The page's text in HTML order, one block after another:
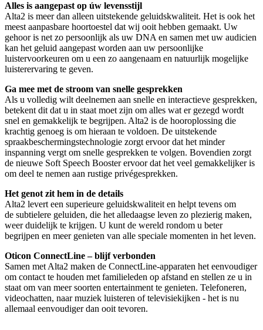
Alles is aangepast op úw levensstijl
Alta2 is meer dan alleen uitstekende geluidskwaliteit. Het is ook het
meest aanpasbare hoortoestel dat wij ooit hebben gemaakt. Uw
gehoor is net zo persoonlijk als uw DNA en samen met uw audicien
kan het geluid aangepast worden aan uw persoonlijke
luistervoorkeuren om u een zo aangenaam en natuurlijk mogelijke
luisterervaring te geven.
Ga mee met de stroom van snelle gesprekken
Als u volledig wilt deelnemen aan snelle en interactieve gesprekken,
betekent dit dat u in staat moet zijn om alles wat er gezegd wordt
snel en gemakkelijk te begrijpen. Alta2 is de hooroplossing die
krachtig genoeg is om hieraan te voldoen. De uitstekende
spraakbeschermingstechnologie zorgt ervoor dat het minder
inspanning vergt om snelle gesprekken te volgen. Bovendien zorgt
de nieuwe Soft Speech Booster ervoor dat het veel gemakkelijker is
om deel te nemen aan rustige privégesprekken.
Het genot zit hem in de details
Alta2 levert een superieure geluidskwaliteit en helpt tevens om
de subtielere geluiden, die het alledaagse leven zo plezierig maken,
weer duidelijk te krijgen. U kunt de wereld rondom u beter
begrijpen en meer genieten van alle speciale momenten in het leven.
Oticon ConnectLine – blijf verbonden
Samen met Alta2 maken de ConnectLine-apparaten het eenvoudiger
om contact te houden met familieleden op afstand en stellen ze u in
staat om van meer soorten entertainment te genieten. Telefoneren,
videochatten, naar muziek luisteren of televisiekijken - het is nu
allemaal eenvoudiger dan ooit tevoren.